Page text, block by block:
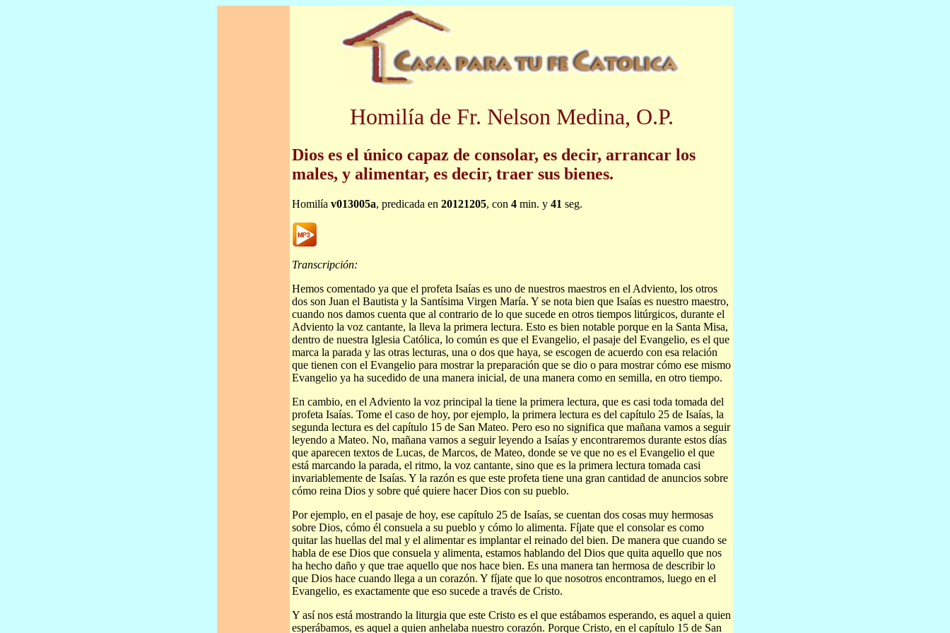
Homilía de Fr. Nelson Medina, O.P.
Dios es el único capaz de consolar, es decir, arrancar los
males, y alimentar, es decir, traer sus bienes.
Homilía v013005a, predicada en 20121205, con 4 min. y 41 seg.
Transcripción:
Hemos comentado ya que el profeta Isaías es uno de nuestros maestros en el Adviento, los otros
dos son Juan el Bautista y la Santísima Virgen María. Y se nota bien que Isaías es nuestro maestro,
cuando nos damos cuenta que al contrario de lo que sucede en otros tiempos litúrgicos, durante el
Adviento la voz cantante, la lleva la primera lectura. Esto es bien notable porque en la Santa Misa,
dentro de nuestra Iglesia Católica, lo común es que el Evangelio, el pasaje del Evangelio, es el que
marca la parada y las otras lecturas, una o dos que haya, se escogen de acuerdo con esa relación
que tienen con el Evangelio para mostrar la preparación que se dio o para mostrar cómo ese mismo
Evangelio ya ha sucedido de una manera inicial, de una manera como en semilla, en otro tiempo.
En cambio, en el Adviento la voz principal la tiene la primera lectura, que es casi toda tomada del
profeta Isaías. Tome el caso de hoy, por ejemplo, la primera lectura es del capítulo 25 de Isaías, la
segunda lectura es del capítulo 15 de San Mateo. Pero eso no significa que mañana vamos a seguir
leyendo a Mateo. No, mañana vamos a seguir leyendo a Isaías y encontraremos durante estos días
que aparecen textos de Lucas, de Marcos, de Mateo, donde se ve que no es el Evangelio el que
está marcando la parada, el ritmo, la voz cantante, sino que es la primera lectura tomada casi
invariablemente de Isaías. Y la razón es que este profeta tiene una gran cantidad de anuncios sobre
cómo reina Dios y sobre qué quiere hacer Dios con su pueblo.
Por ejemplo, en el pasaje de hoy, ese capítulo 25 de Isaías, se cuentan dos cosas muy hermosas
sobre Dios, cómo él consuela a su pueblo y cómo lo alimenta. Fíjate que el consolar es como
quitar las huellas del mal y el alimentar es implantar el reinado del bien. De manera que cuando se
habla de ese Dios que consuela y alimenta, estamos hablando del Dios que quita aquello que nos
ha hecho daño y que trae aquello que nos hace bien. Es una manera tan hermosa de describir lo
que Dios hace cuando llega a un corazón. Y fíjate que lo que nosotros encontramos, luego en el
Evangelio, es exactamente que eso sucede a través de Cristo.
Y así nos está mostrando la liturgia que este Cristo es el que estábamos esperando, es aquel a quien
esperábamos, es aquel a quien anhelaba nuestro corazón. Porque Cristo, en el capítulo 15 de San